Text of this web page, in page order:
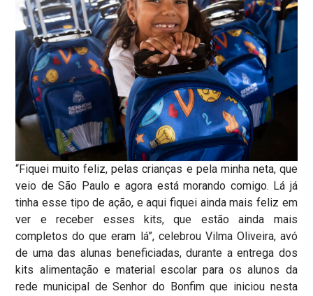
“Fiquei muito feliz, pelas crianças e pela minha neta, que
veio de São Paulo e agora está morando comigo. Lá já
tinha esse tipo de ação, e aqui fiquei ainda mais feliz em
ver e receber esses kits, que estão ainda mais
completos do que eram lá”, celebrou Vilma Oliveira, avó
de uma das alunas beneficiadas, durante a entrega dos
kits alimentação e material escolar para os alunos da
rede municipal de Senhor do Bonfim que iniciou nesta